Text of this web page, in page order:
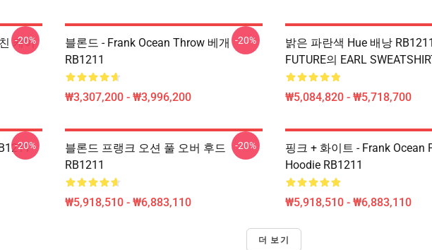
케이
-20%
블론드 - Frank Ocean Throw 베개
RB1211
₩3,307,200 - ₩3,996,200
-20%
밝은 파란색 Hue 배낭
FUTURE의 EARL
₩5,084,820 - ₩5,718,700
-20%
블론드 프랭크 오션 풀 오버 후드
RB1211
₩5,918,510 - ₩6,883,110
-20%
핑크 + 화이트 - Frank Ocean
Hoodie RB1211
₩5,918,510 - ₩6,883,110
더 보기